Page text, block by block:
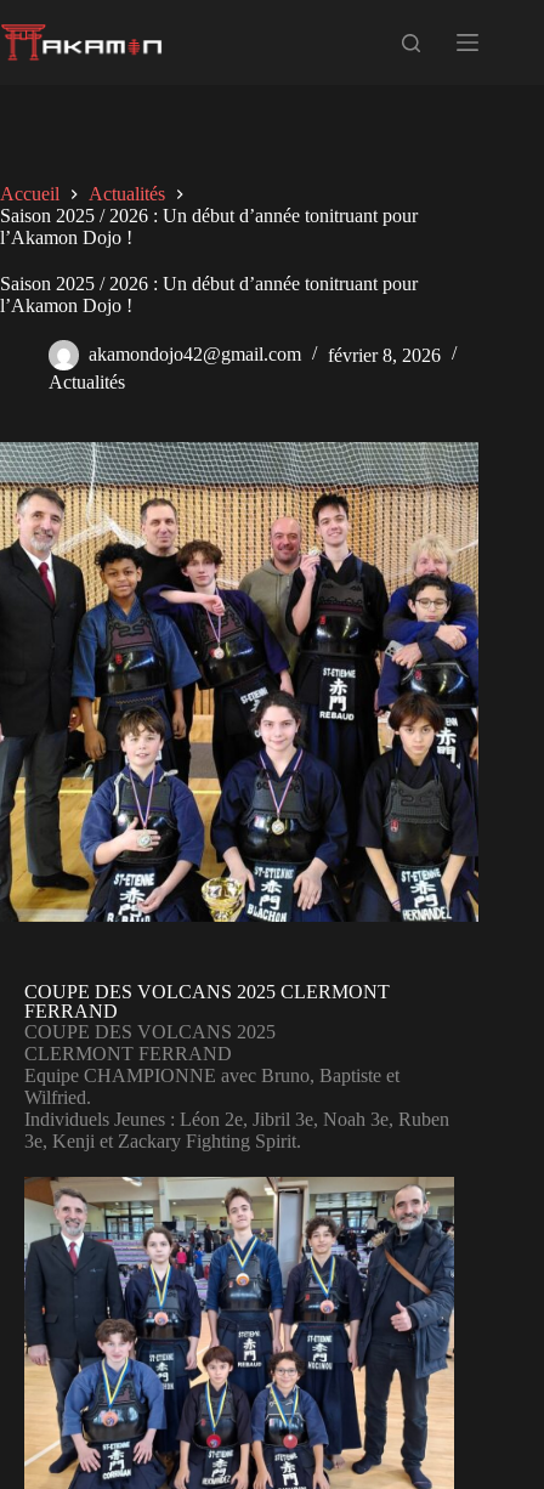
Accueil
Actualités
Saison 2025 / 2026 : Un début d’année tonitruant pour
l’Akamon Dojo !
Saison 2025 / 2026 : Un début d’année tonitruant pour
l’Akamon Dojo !
akamondojo42@gmail.com
février 8, 2026
Actualités
COUPE DES VOLCANS 2025 CLERMONT
FERRAND
COUPE DES VOLCANS 2025
CLERMONT FERRAND
Equipe CHAMPIONNE avec Bruno, Baptiste et
Wilfried.
Individuels Jeunes : Léon 2e, Jibril 3e, Noah 3e, Ruben
3e, Kenji et Zackary Fighting Spirit.